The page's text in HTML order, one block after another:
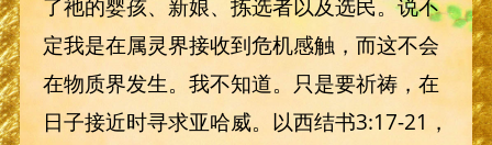
了祂的婴孩、新娘、拣选者以及选民。说不
定我是在属灵界接收到危机感触，而这不会
在物质界发生。我不知道。只是要祈祷，在
日子接近时寻求亚哈威。以西结书3:17-21，